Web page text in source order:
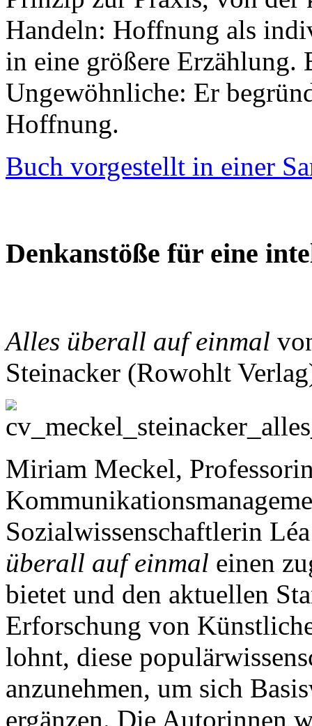
Handeln: Hoffnung als
in eine größere Erzählung.
Ungewöhnliche: Er
Hoffnung.
Buch vorgestellt in einer
Denkanstöße für eine
Alles überall auf einmal
Steinacker (Rowohlt
Miriam Meckel,
Sozialwissenschaftlerin
überall auf einmal einen
bietet und den aktuellen
Erforschung von
lohnt, diese
anzunehmen, um sich
ergänzen. Die Autorinnen